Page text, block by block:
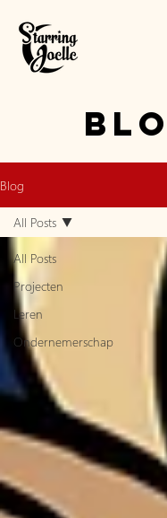
Blog
All Posts
Projecten
Leren
Ondernemerschap
All Posts